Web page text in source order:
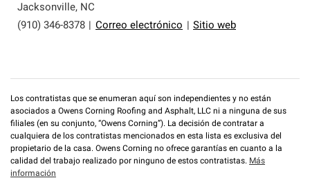
Jacksonville, NC
(910) 346-8378
Correo electrónico Sitio web
Los contratistas que se enumeran aquí son independientes y no están
asociados a Owens Corning Roofing and Asphalt, LLC ni a ninguna de sus
filiales (en su conjunto, “Owens Corning”). La decisión de contratar a
cualquiera de los contratistas mencionados en esta lista es exclusiva del
propietario de la casa. Owens Corning no ofrece garantías en cuanto a la
calidad del trabajo realizado por ninguno de estos contratistas. Más
información